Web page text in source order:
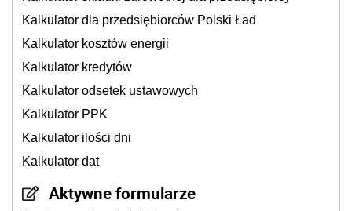
Kalkulator dla przedsiębiorców Polski Ład
Kalkulator kosztów energii
Kalkulator kredytów
Kalkulator odsetek ustawowych
Kalkulator PPK
Kalkulator ilości dni
Kalkulator dat
Aktywne formularze